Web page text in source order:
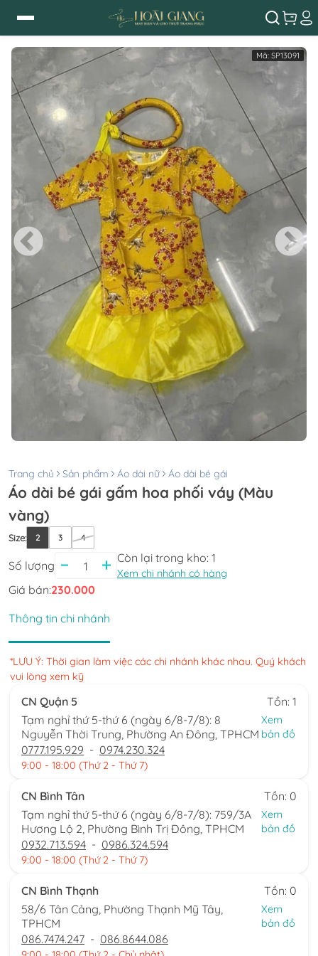
Mã: SP13091
Trang chủ Sản phẩm Áo dài nữ Áo dài bé gái
Áo dài bé gái gấm hoa phối váy (Màu
vàng)
Size: 2 3 4
Số lượng
Còn lại trong kho: 1
Xem chi nhánh có hàng
Giá bán:230.000
Thông tin chi nhánh
*LƯU Ý: Thời gian làm việc các chi nhánh khác nhau. Quý khách
vui lòng xem kỹ
CN Quận 5
Tồn: 1
Tạm nghỉ thứ 5-thứ 6 (ngày 6/8-7/8): 8
Nguyễn Thời Trung, Phường An Đông, TPHCM
Xem
bản đồ
0777.195.929 - 0974.230.324
9:00 - 18:00 (Thứ 2 - Thứ 7)
CN Bình Tân
Tồn: 0
Tạm nghỉ thứ 5-thứ 6 (ngày 6/8-7/8): 759/3A
Hương Lộ 2, Phường Bình Trị Đông, TPHCM
Xem
bản đồ
0932.713.594 - 0986.324.594
9:00 - 18:00 (Thứ 2 - Thứ 7)
CN Bình Thạnh
Tồn: 0
58/6 Tân Cảng, Phường Thạnh Mỹ Tây,
TPHCM
Xem
bản đồ
086.7474.247 - 086.8644.086